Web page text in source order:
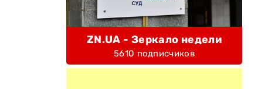
ZN.UA - Зеркало недели
5610 подписчиков